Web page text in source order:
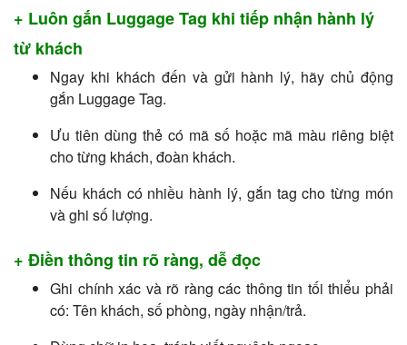
+ Luôn gắn Luggage Tag khi tiếp nhận hành lý
từ khách
Ngay khi khách đến và gửi hành lý, hãy chủ động
gắn Luggage Tag.
Ưu tiên dùng thẻ có mã số hoặc mã màu riêng biệt
cho từng khách, đoàn khách.
Nếu khách có nhiều hành lý, gắn tag cho từng món
và ghi số lượng.
+ Điền thông tin rõ ràng, dễ đọc
Ghi chính xác và rõ ràng các thông tin tối thiểu phải
có: Tên khách, số phòng, ngày nhận/trả.